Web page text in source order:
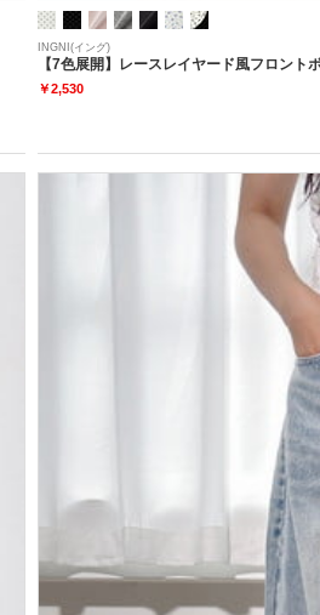
INGNI(イング)
【7色展開】レースレイヤード風フロン
￥2,530